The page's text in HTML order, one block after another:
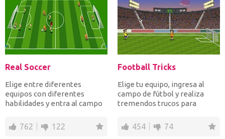
Real Soccer
Elige entre diferentes
equipos con diferentes
habilidades y entra al campo
762 122
Football Tricks
Elige tu equipo, ingresa al
campo de fútbol y realiza
tremendos trucos para
454 74